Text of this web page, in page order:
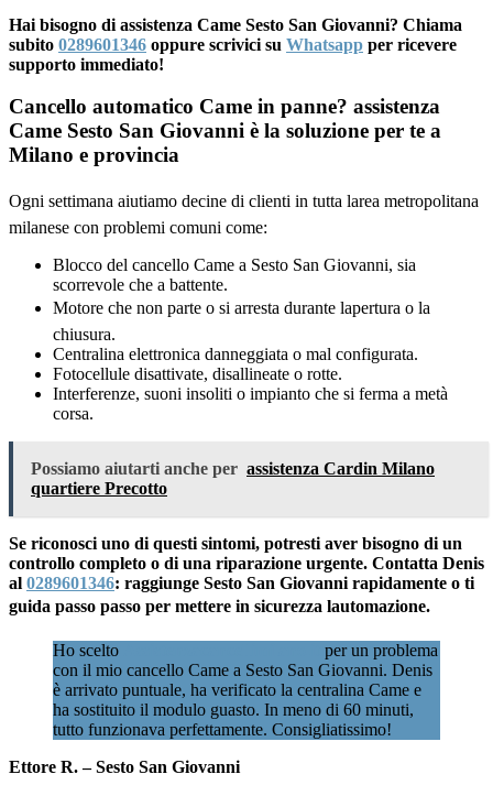
Hai bisogno di assistenza Came Sesto San Giovanni? Chiama
subito 0289601346 oppure scrivici su Whatsapp per ricevere
supporto immediato!
Cancello automatico Came in panne? assistenza
Came Sesto San Giovanni è la soluzione per te a
Milano e provincia
Ogni settimana aiutiamo decine di clienti in tutta larea metropolitana
milanese con problemi comuni come:
Blocco del cancello Came a Sesto San Giovanni, sia
scorrevole che a battente.
Motore che non parte o si arresta durante lapertura o la
chiusura.
Centralina elettronica danneggiata o mal configurata.
Fotocellule disattivate, disallineate o rotte.
Interferenze, suoni insoliti o impianto che si ferma a metà
corsa.
Possiamo aiutarti anche per assistenza Cardin Milano
quartiere Precotto
Se riconosci uno di questi sintomi, potresti aver bisogno di un
controllo completo o di una riparazione urgente. Contatta Denis
al 0289601346: raggiunge Sesto San Giovanni rapidamente o ti
guida passo passo per mettere in sicurezza lautomazione.
Ho scelto
per un problema
con il mio cancello Came a Sesto San Giovanni. Denis
è arrivato puntuale, ha verificato la centralina Came e
ha sostituito il modulo guasto. In meno di 60 minuti,
tutto funzionava perfettamente. Consigliatissimo!
Ettore R. – Sesto San Giovanni